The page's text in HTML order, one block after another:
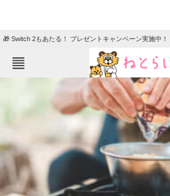
🎁 Switch 2もあたる！ プレゼントキャンペーン実施中！
ねとらぼメニュー
ニュース
クイズ
グルメ 地域
住まい 教育・育児
動物